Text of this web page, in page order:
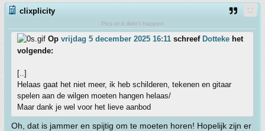
clixplicity
Pics or it didn't happen
Op vrijdag 5 december 2025 16:11 schreef Dotteke het
volgende:
[..]
Helaas gaat het niet meer, ik heb schilderen, tekenen en gitaar
spelen aan de wilgen moeten hangen helaas/
Maar dank je wel voor het lieve aanbod
Oh, dat is jammer en spijtig om te moeten horen! Hopelijk zijn er